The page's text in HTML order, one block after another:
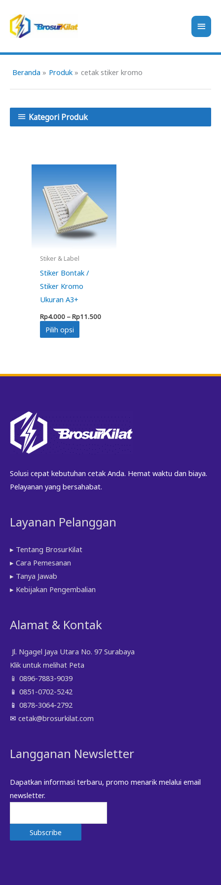
konten
Beranda Produk cetak stiker kromo
Kategori Produk
Stiker & Label
Stiker Bontak /
Stiker Kromo
Ukuran A3+
Rp4.000 –Rp11.500
Pilih opsi
dapat
diambil
di
produk
Solusi cepat kebutuhan cetak Anda. Hemat waktu dan biaya.
Pelayanan yang bersahabat.
Layanan Pelanggan
▸ Tentang BrosurKilat
▸ Cara Pemesanan
▸ Tanya Jawab
▸ Kebijakan Pengembalian
Alamat & Kontak
Jl. Ngagel Jaya Utara No. 97 Surabaya
Klik untuk melihat Peta
📱 0896-7883-9039
📱 0851-0702-5242
📱 0878-3064-2792
✉ cetak@brosurkilat.com
Langganan Newsletter
Dapatkan informasi terbaru, promo menarik melalui email
newsletter.